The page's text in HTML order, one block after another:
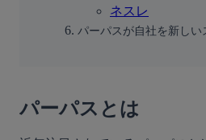
ネスレ
パーパスが自社を新しい
パーパスとは